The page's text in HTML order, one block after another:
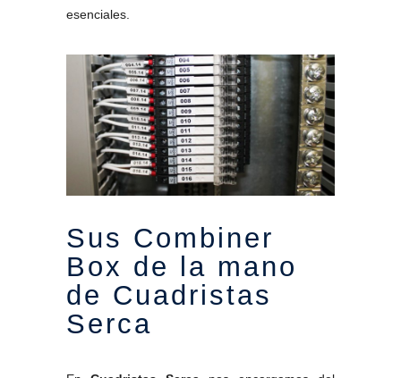
esenciales.
Sus Combiner
Box de la mano
de Cuadristas
Serca